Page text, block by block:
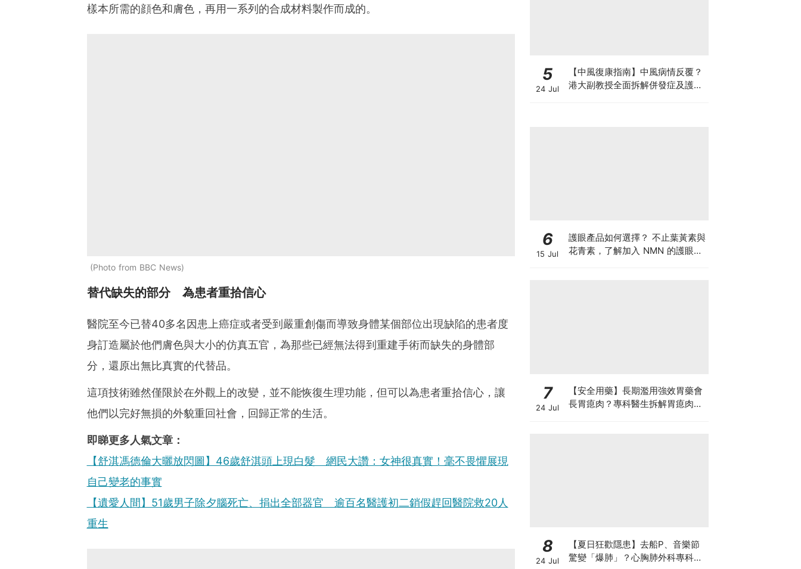
樣本所需的顔色和膚色，再用一系列的合成材料製作而成的。
Photo from BBC News
替代缺失的部分 為患者重拾信心
醫院至今已替40多名因患上癌症或者受到嚴重創傷而導致身體某個部位出現缺陷的患者度
身訂造屬於他們膚色與大小的仿真五官，為那些已經無法得到重建手術而缺失的身體部
分，還原出無比真實的代替品。
這項技術雖然僅限於在外觀上的改變，並不能恢復生理功能，但可以為患者重拾信心，讓
他們以完好無損的外貌重回社會，回歸正常的生活。
即睇更多人氣文章：
【舒淇馮德倫大曬放閃圖】46歲舒淇頭上現白髮 網民大讚：女神很真實！毫不畏懼展現
自己變老的事實
【遺愛人間】51歲男子除夕腦死亡、捐出全部器官 逾百名醫護初二銷假趕回醫院救20人
重生
5
24 Jul
【中風復康指南】中風病情反覆？
港大副教授全面拆解併發症及護理
6
15 Jul
護眼產品如何選擇？ 不止葉黃素與
花青素，了解加入 NMN 的護眼方
7
24 Jul
【安全用藥】長期濫用強效胃藥會
長胃瘜肉？專科醫生拆解胃瘜肉癌
8
24 Jul
【夏日狂歡隱患】去船P、音樂節
驚變「爆肺」？心胸肺外科專科醫